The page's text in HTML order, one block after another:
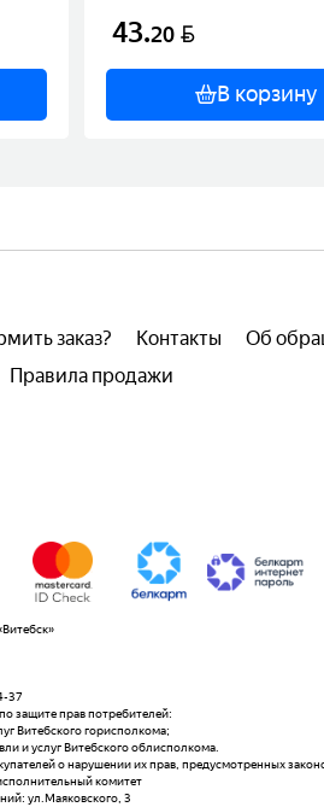
43.20 BYN
В корзину
заказ? Контакты Об
Правила продажи
37
защите прав потребителей:
Витебского горисполкома;
и услуг Витебского облисполкома.
о нарушении их прав, предусмотренных
комитет
ул.Маяковского, 3